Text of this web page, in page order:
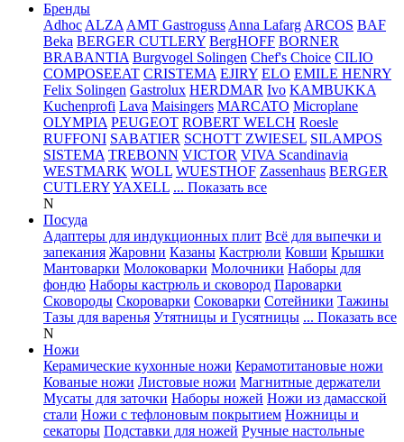
Бренды
Adhoc ALZA AMT Gastroguss Anna Lafarg ARCOS BAF
Beka BERGER CUTLERY BergHOFF BORNER
BRABANTIA Burgvogel Solingen Chef's Choice CILIO
COMPOSEEAT CRISTEMA EJIRY ELO EMILE HENRY
Felix Solingen Gastrolux HERDMAR Ivo KAMBUKKA
Kuchenprofi Lava Maisingers MARCATO Microplane
OLYMPIA PEUGEOT ROBERT WELCH Roesle
RUFFONI SABATIER SCHOTT ZWIESEL SILAMPOS
SISTEMA TREBONN VICTOR VIVA Scandinavia
WESTMARK WOLL WUESTHOF Zassenhaus BERGER
CUTLERYYAXELL ... Показать все
N
Посуда
Адаптеры для индукционных плит Всё для выпечки и
запекания Жаровни Казаны Кастрюли Ковши Крышки
Мантоварки Молоковарки Молочники Наборы для
фондю Наборы кастрюль и сковород Пароварки
Сковороды Скороварки Соковарки Сотейники Тажины
Тазы для варенья Утятницы и Гусятницы ... Показать все
N
Ножи
Керамические кухонные ножи Керамотитановые ножи
Кованые ножи Листовые ножи Магнитные держатели
Мусаты для заточки Наборы ножей Ножи из дамасской
стали Ножи с тефлоновым покрытием Ножницы и
секаторы Подставки для ножей Ручные настольные